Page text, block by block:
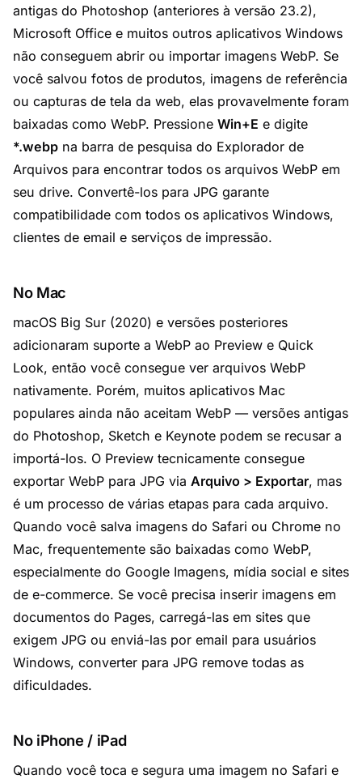
antigas do Photoshop (anteriores à versão 23.2),
Microsoft Office e muitos outros aplicativos Windows
não conseguem abrir ou importar imagens WebP. Se
você salvou fotos de produtos, imagens de referência
ou capturas de tela da web, elas provavelmente foram
baixadas como WebP. Pressione Win+E e digite
*.webp na barra de pesquisa do Explorador de
Arquivos para encontrar todos os arquivos WebP em
seu drive. Convertê-los para JPG garante
compatibilidade com todos os aplicativos Windows,
clientes de email e serviços de impressão.
No Mac
macOS Big Sur (2020) e versões posteriores
adicionaram suporte a WebP ao Preview e Quick
Look, então você consegue ver arquivos WebP
nativamente. Porém, muitos aplicativos Mac
populares ainda não aceitam WebP — versões antigas
do Photoshop, Sketch e Keynote podem se recusar a
importá-los. O Preview tecnicamente consegue
exportar WebP para JPG via Arquivo > Exportar, mas
é um processo de várias etapas para cada arquivo.
Quando você salva imagens do Safari ou Chrome no
Mac, frequentemente são baixadas como WebP,
especialmente do Google Imagens, mídia social e sites
de e-commerce. Se você precisa inserir imagens em
documentos do Pages, carregá-las em sites que
exigem JPG ou enviá-las por email para usuários
Windows, converter para JPG remove todas as
dificuldades.
No iPhone / iPad
Quando você toca e segura uma imagem no Safari e